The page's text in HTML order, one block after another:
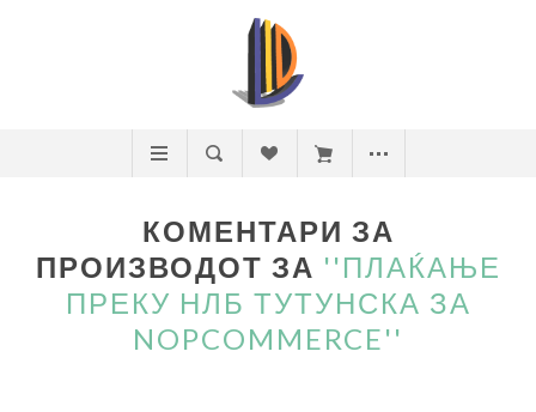
КОМЕНТАРИ ЗА
ПРОИЗВОДОТ ЗА
ПЛАЌАЊЕ
ПРЕКУ НЛБ ТУТУНСКА ЗА
NOPCOMMERCE